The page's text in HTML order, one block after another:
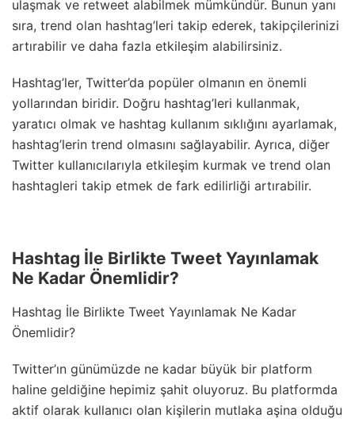
ulaşmak ve retweet alabilmek mümkündür. Bunun yanı
sıra, trend olan hashtag’leri takip ederek, takipçilerinizi
artırabilir ve daha fazla etkileşim alabilirsiniz.
Hashtag’ler, Twitter’da popüler olmanın en önemli
yollarından biridir. Doğru hashtag’leri kullanmak,
yaratıcı olmak ve hashtag kullanım sıklığını ayarlamak,
hashtag’lerin trend olmasını sağlayabilir. Ayrıca, diğer
Twitter kullanıcılarıyla etkileşim kurmak ve trend olan
hashtagleri takip etmek de fark edilirliği artırabilir.
Hashtag İle Birlikte Tweet Yayınlamak
Ne Kadar Önemlidir?
Hashtag İle Birlikte Tweet Yayınlamak Ne Kadar
Önemlidir?
Twitter’ın günümüzde ne kadar büyük bir platform
haline geldiğine hepimiz şahit oluyoruz. Bu platformda
aktif olarak kullanıcı olan kişilerin mutlaka aşina olduğu